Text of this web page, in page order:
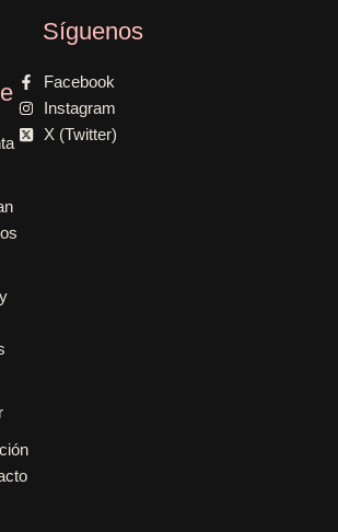
Síguenos
Facebook
Instagram
X (Twitter)